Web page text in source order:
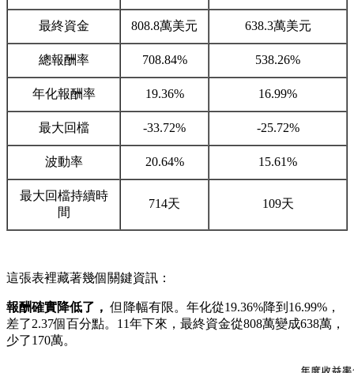
最終資金 808.8萬美元 638.3萬美元
總報酬率 708.84% 538.26%
年化報酬率 19.36% 16.99%
最大回檔 -33.72% -25.72%
波動率 20.64% 15.61%
最大回檔持續時
間
714天 109天
這張表裡藏著幾個關鍵資訊：
報酬確實降低了， 但降幅有限。年化從19.36%降到16.99%，
差了2.37個百分點。11年下來，最終資金從808萬變成638萬，
少了170萬。